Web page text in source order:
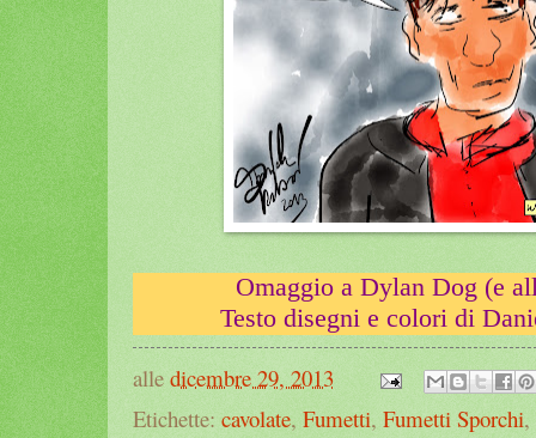
Omaggio a Dylan Dog (e
Testo disegni e colori di
alle dicembre 29, 2013
Etichette: cavolate, Fumetti, Fumetti Sporchi,